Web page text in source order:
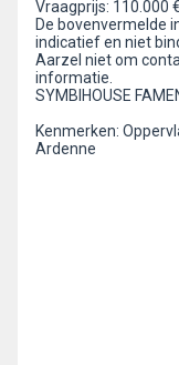
Vraagprijs: 110.000 €
De bovenvermelde
indicatief en niet
Aarzel niet om
informatie.
SYMBIHOUSE
Kenmerken:
Ardenne